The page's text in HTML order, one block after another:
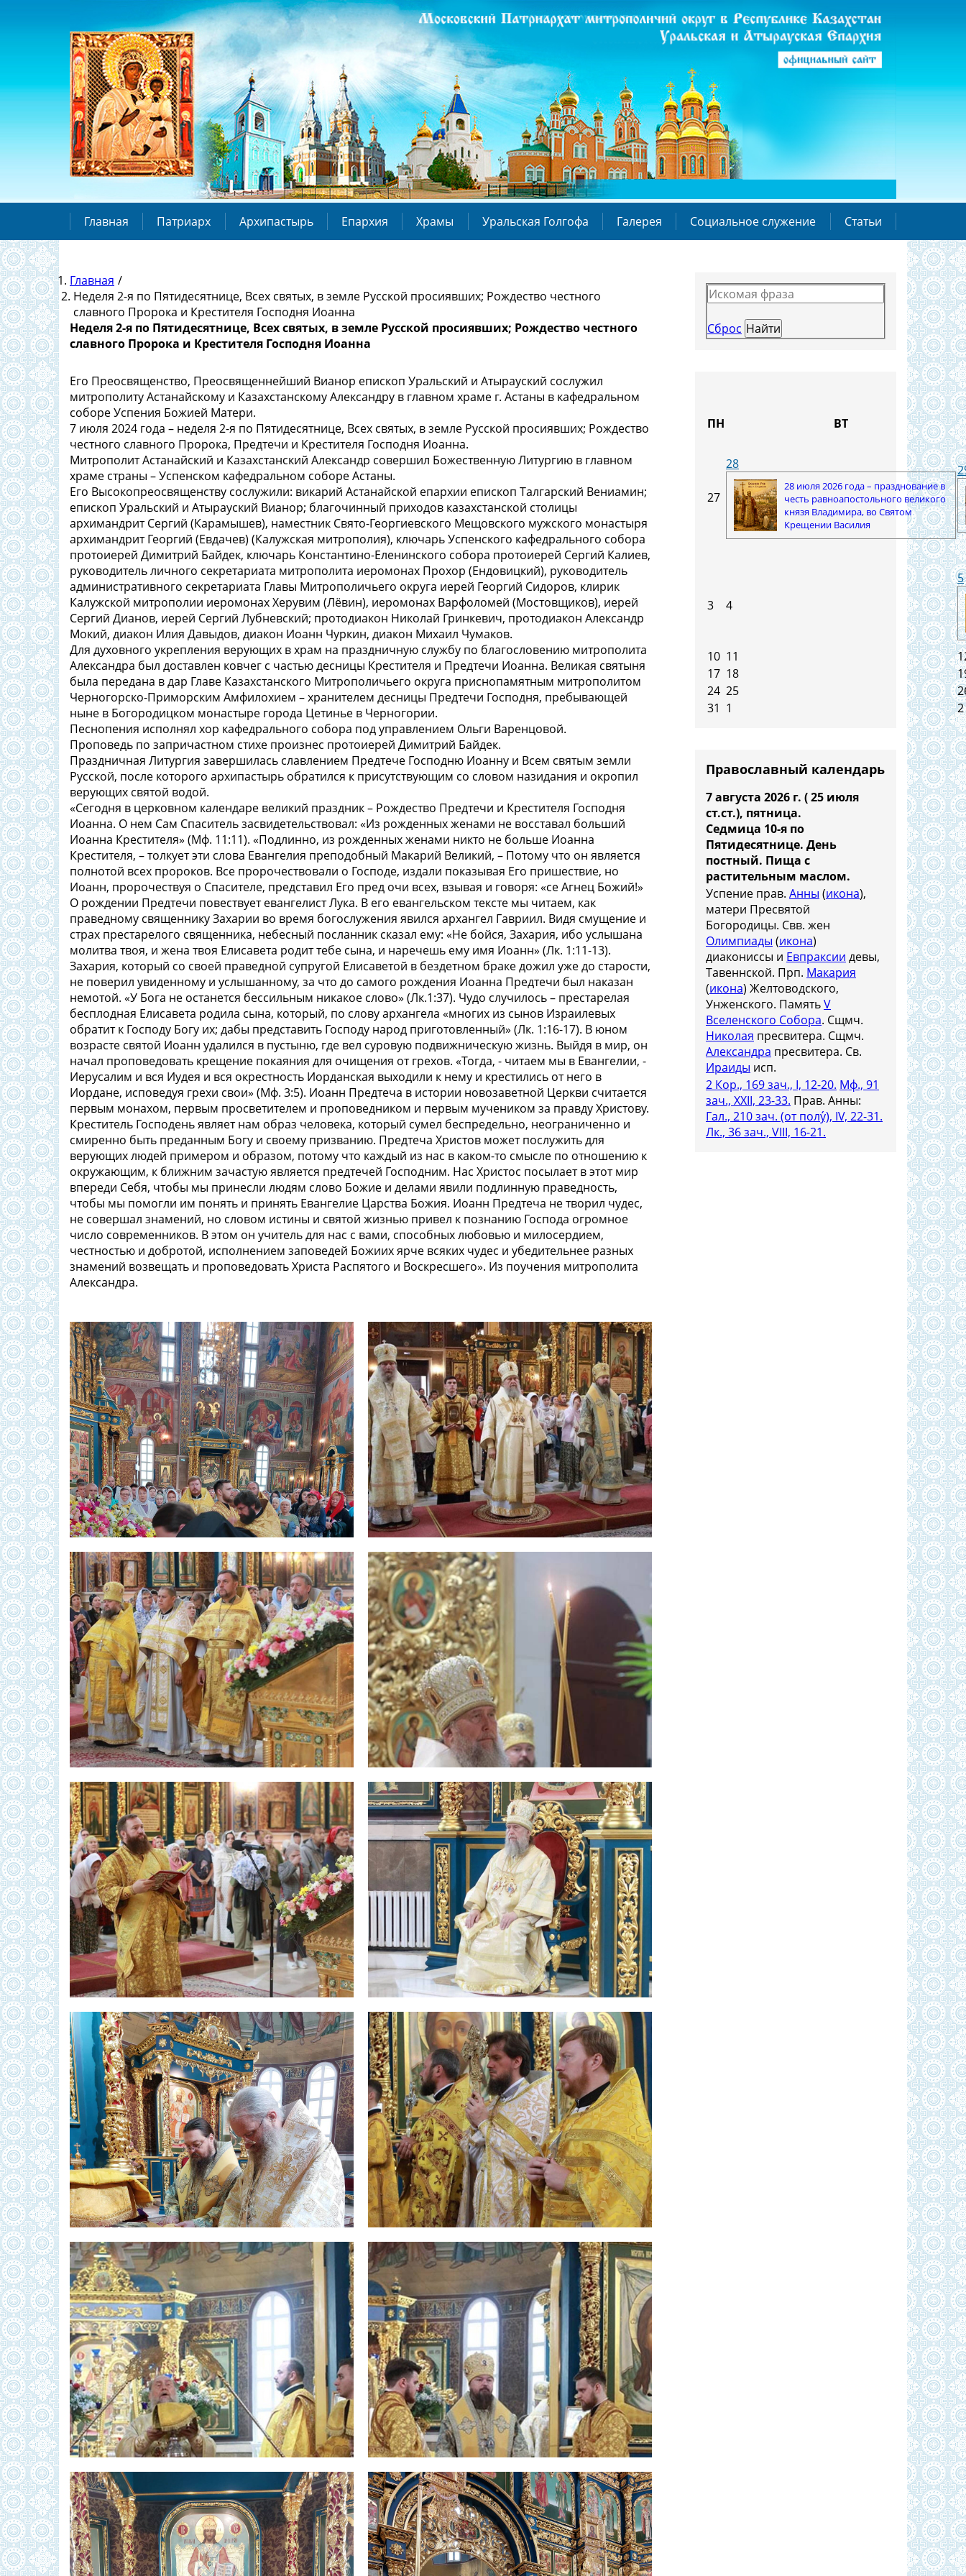
Главная Патриарх Архипастырь Епархия Храмы Уральская Голгофа Галерея Социальное служение Статьи
Главная /
Неделя 2-я по Пятидесятнице, Всех святых, в земле Русской просиявших; Рождество честного
славного Пророка и Крестителя Господня Иоанна
Неделя 2-я по Пятидесятнице, Всех святых, в земле Русской просиявших; Рождество честного
славного Пророка и Крестителя Господня Иоанна
Его Преосвященство, Преосвященнейший Вианор епископ Уральский и Атырауский сослужил
митрополиту Астанайскому и Казахстанскому Александру в главном храме г. Астаны в кафедральном
соборе Успения Божией Матери.
7 июля 2024 года – неделя 2-я по Пятидесятнице, Всех святых, в земле Русской просиявших; Рождество
честного славного Пророка, Предтечи и Крестителя Господня Иоанна.
Митрополит Астанайский и Казахстанский Александр совершил Божественную Литургию в главном
храме страны – Успенском кафедральном соборе Астаны.
Его Высокопреосвященству сослужили: викарий Астанайской епархии епископ Талгарский Вениамин;
епископ Уральский и Атырауский Вианор; благочинный приходов казахстанской столицы
архимандрит Сергий (Карамышев), наместник Свято-Георгиевского Мещовского мужского монастыря
архимандрит Георгий (Евдачев) (Калужская митрополия), ключарь Успенского кафедрального собора
протоиерей Димитрий Байдек, ключарь Константино-Еленинского собора протоиерей Сергий Калиев,
руководитель личного секретариата митрополита иеромонах Прохор (Ендовицкий), руководитель
административного секретариата Главы Митрополичьего округа иерей Георгий Сидоров, клирик
Калужской митрополии иеромонах Херувим (Лёвин), иеромонах Варфоломей (Мостовщиков), иерей
Сергий Дианов, иерей Сергий Лубневский; протодиакон Николай Гринкевич, протодиакон Александр
Мокий, диакон Илия Давыдов, диакон Иоанн Чуркин, диакон Михаил Чумаков.
Для духовного укрепления верующих в храм на праздничную службу по благословению митрополита
Александра был доставлен ковчег с частью десницы Крестителя и Предтечи Иоанна. Великая святыня
была передана в дар Главе Казахстанского Митрополичьего округа приснопамятным митрополитом
Черногорско-Приморским Амфилохием – хранителем десницы Предтечи Господня, пребывающей
ныне в Богородицком монастыре города Цетинье в Черногории.
Песнопения исполнял хор кафедрального собора под управлением Ольги Варенцовой.
Проповедь по запричастном стихе произнес протоиерей Димитрий Байдек.
Праздничная Литургия завершилась славлением Предтече Господню Иоанну и Всем святым земли
Русской, после которого архипастырь обратился к присутствующим со словом назидания и окропил
верующих святой водой.
«Сегодня в церковном календаре великий праздник – Рождество Предтечи и Крестителя Господня
Иоанна. О нем Сам Спаситель засвидетельствовал: «Из рожденных женами не восставал больший
Иоанна Крестителя» (Мф. 11:11). «Подлинно, из рожденных женами никто не больше Иоанна
Крестителя, – толкует эти слова Евангелия преподобный Макарий Великий, – Потому что он является
полнотой всех пророков. Все пророчествовали о Господе, издали показывая Его пришествие, но
Иоанн, пророчествуя о Спасителе, представил Его пред очи всех, взывая и говоря: «се Агнец Божий!»
О рождении Предтечи повествует евангелист Лука. В его евангельском тексте мы читаем, как
праведному священнику Захарии во время богослужения явился архангел Гавриил. Видя смущение и
страх престарелого священника, небесный посланник сказал ему: «Не бойся, Захария, ибо услышана
молитва твоя, и жена твоя Елисавета родит тебе сына, и наречешь ему имя Иоанн» (Лк. 1:11-13).
Захария, который со своей праведной супругой Елисаветой в бездетном браке дожил уже до старости,
не поверил увиденному и услышанному, за что до самого рождения Иоанна Предтечи был наказан
немотой. «У Бога не останется бессильным никакое слово» (Лк.1:37). Чудо случилось – престарелая
бесплодная Елисавета родила сына, который, по слову архангела «многих из сынов Израилевых
обратит к Господу Богу их; дабы представить Господу народ приготовленный» (Лк. 1:16-17). В юном
возрасте святой Иоанн удалился в пустыню, где вел суровую подвижническую жизнь. Выйдя в мир, он
начал проповедовать крещение покаяния для очищения от грехов. «Тогда, - читаем мы в Евангелии, -
Иерусалим и вся Иудея и вся окрестность Иорданская выходили к нему и крестились от него в
Иордане, исповедуя грехи свои» (Мф. 3:5). Иоанн Предтеча в истории новозаветной Церкви считается
первым монахом, первым просветителем и проповедником и первым мучеником за правду Христову.
Креститель Господень являет нам образ человека, который сумел беспредельно, неограниченно и
смиренно быть преданным Богу и своему призванию. Предтеча Христов может послужить для
верующих людей примером и образом, потому что каждый из нас в каком-то смысле по отношению к
окружающим, к ближним зачастую является предтечей Господним. Нас Христос посылает в этот мир
впереди Себя, чтобы мы принесли людям слово Божие и делами явили подлинную праведность,
чтобы мы помогли им понять и принять Евангелие Царства Божия. Иоанн Предтеча не творил чудес,
не совершал знамений, но словом истины и святой жизнью привел к познанию Господа огромное
число современников. В этом он учитель для нас с вами, способных любовью и милосердием,
честностью и добротой, исполнением заповедей Божиих ярче всяких чудес и убедительнее разных
знамений возвещать и проповедовать Христа Распятого и Воскресшего». Из поучения митрополита
Александра.
Сброс
ПН ВТ
27
28
28 июля 2026 года – празднование в
честь равноапостольного великого
князя Владимира, во Святом
Крещении Василия
3 4
5
10 11
17 18
24 25
31 1 2
Православный календарь
7 августа 2026 г. ( 25 июля
ст.ст.), пятница.
Седмица 10-я по
Пятидесятнице. День
постный. Пища с
растительным маслом.
Успение прав. Анны (икона),
матери Пресвятой
Богородицы. Свв. жен
Олимпиады (икона)
диакониссы и Евпраксии девы,
Тавеннской. Прп. Макария
(икона) Желтоводского,
Унженского. ПамятьV
Вселенского Собора. Сщмч.
Николая пресвитера. Сщмч.
Александра пресвитера. Св.
Ираиды исп.
2 Кор., 169 зач., I, 12-20. Мф., 91
зач., XXII, 23-33. Прав. Анны:
Гал., 210 зач. (от полу́), IV, 22-31.
Лк., 36 зач., VIII, 16-21.